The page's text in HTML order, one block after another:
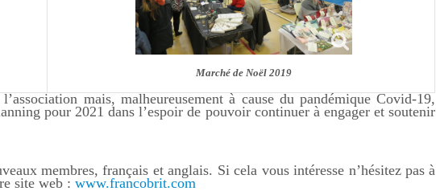
Marché de Noël 2019
mais, malheureusement à cause du pandémique Covid-19,
pour 2021 dans l’espoir de pouvoir continuer à engager et soutenir
membres, français et anglais. Si cela vous intéresse n’hésitez pas à
site web : www.francobrit.com